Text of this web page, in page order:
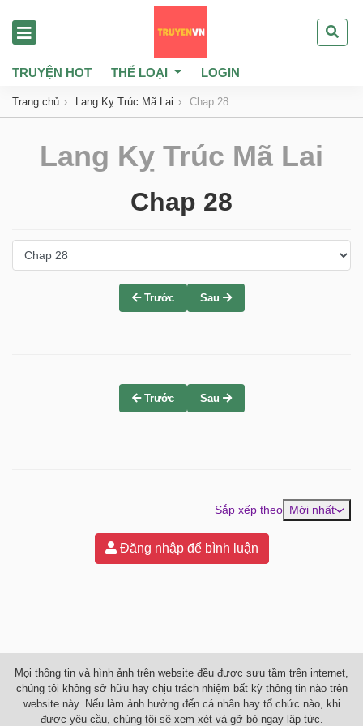
TRUYỆN HOT THỂ LOẠI LOGIN
Trang chủ Lang Kỵ Trúc Mã Lai Chap 28
Lang Kỵ Trúc Mã Lai
Chap 28
Trước Sau
Trước Sau
Sắp xếp theo Mới nhất
Đăng nhập để bình luận
Mọi thông tin và hình ảnh trên website đều được sưu tầm trên internet,
chúng tôi không sở hữu hay chịu trách nhiệm bất kỳ thông tin nào trên
website này. Nếu làm ảnh hưởng đến cá nhân hay tổ chức nào, khi
được yêu cầu, chúng tôi sẽ xem xét và gỡ bỏ ngay lập tức.